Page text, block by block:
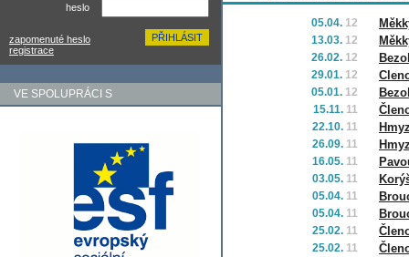
heslo
zapomenuté heslo
registrace
VE SPOLUPRÁCI S
05.04. 12
13.03. 12
26.02. 12
29.01. 12
05.01. 12
15.11. 11
22.10. 11
26.09. 11
16.05. 11
03.05. 11
05.04. 11
05.04. 11
25.02. 11
25.02. 11